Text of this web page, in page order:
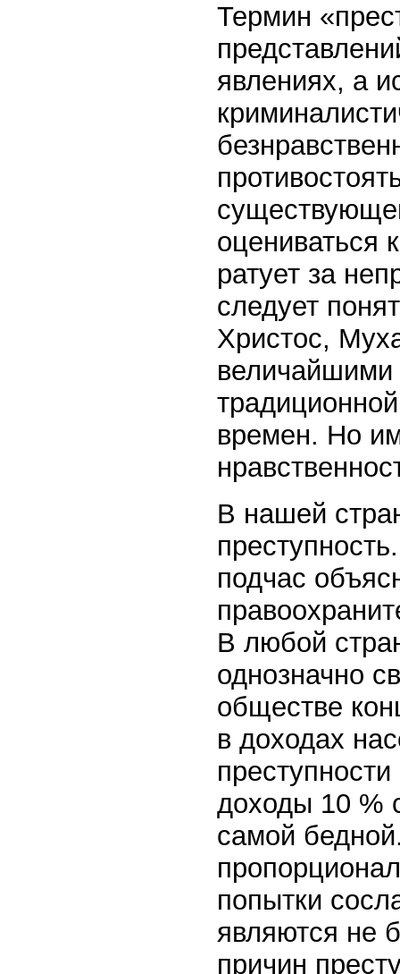
Термин
явлениях, а
оцениваться
ратует за
следует
Христос,
величайшими
времен. Но
В нашей
подчас
В любой
однозначно
обществе
в доходах
доходы 10 %
самой
попытки
являются не
причин